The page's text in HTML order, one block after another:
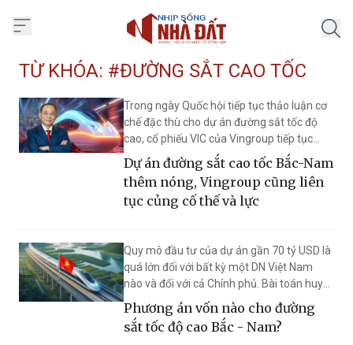
TỪ KHÓA: #ĐƯỜNG SẮT CAO TỐC
Trong ngày Quốc hội tiếp tục thảo luận cơ
chế đặc thù cho dự án đường sắt tốc độ
cao, cổ phiếu VIC của Vingroup tiếp tục
"trắng bên bán".
Dự án đường sắt cao tốc Bắc-Nam
thêm nóng, Vingroup cũng liên
tục củng cố thế và lực
Quy mô đầu tư của dự án gần 70 tỷ USD là
quá lớn đối với bất kỳ một DN Việt Nam
nào và đối với cả Chính phủ. Bài toán huy
động vốn là rất thách thức nhưng thách
thức lớn nhất có lẽ không phải nằm ở vấn
đề vốn hay tiền mà đó chính là chúng ta
Phương án vốn nào cho đường
sắt tốc độ cao Bắc - Nam?